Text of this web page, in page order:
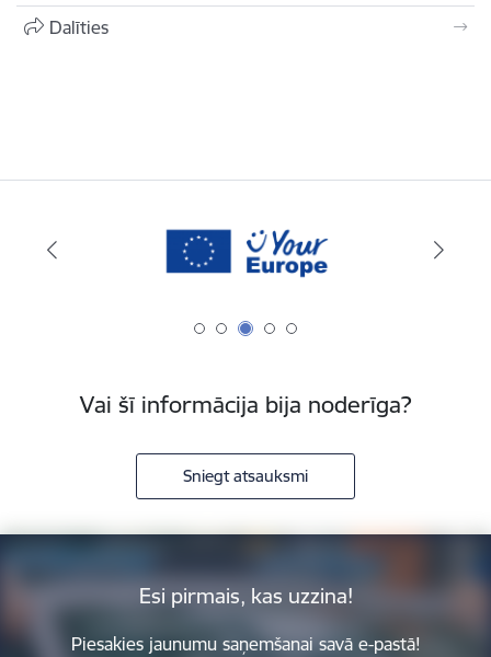
Dalīties
Vai šī informācija bija noderīga?
Sniegt atsauksmi
Esi pirmais, kas uzzina!
Piesakies jaunumu saņemšanai savā e-pastā!